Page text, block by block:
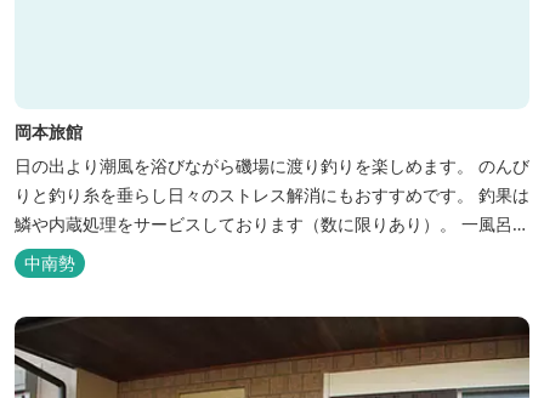
岡本旅館
日の出より潮風を浴びながら磯場に渡り釣りを楽しめます。 のんび
りと釣り糸を垂らし日々のストレス解消にもおすすめです。 釣果は
鱗や内蔵処理をサービスしております（数に限りあり）。 一風呂浴
びてさっぱりしてお帰りいただけます。 料金１名５５００円、弁当
５００円
中南勢